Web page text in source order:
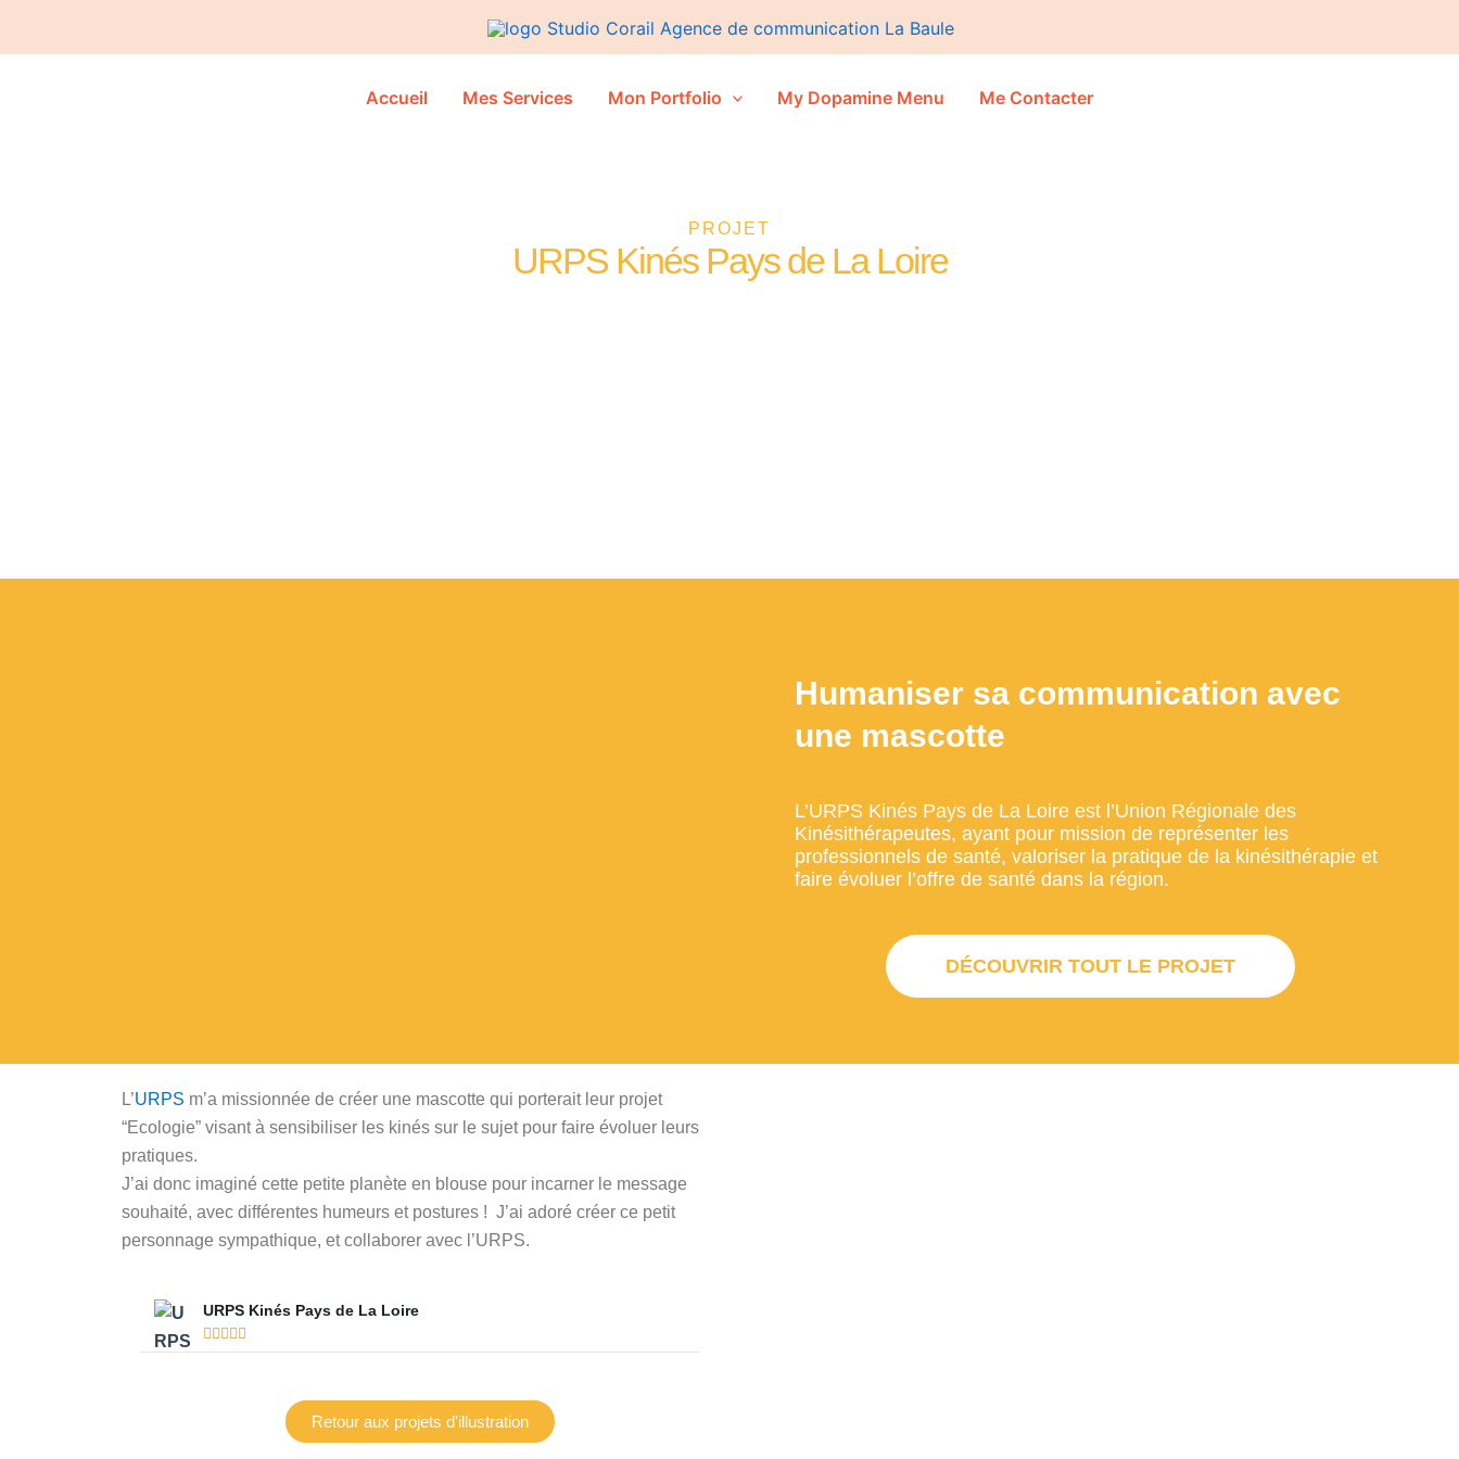
Accueil
Mes Services Mon Portfolio My Dopamine Menu Me Contacter
PROJET
URPS Kinés Pays de La Loire
Humaniser sa communication avec
une mascotte
L’URPS Kinés Pays de La Loire est l’Union Régionale des
Kinésithérapeutes, ayant pour mission de représenter les
professionnels de santé, valoriser la pratique de la kinésithérapie et
faire évoluer l’offre de santé dans la région.
DÉCOUVRIR TOUT LE PROJET
L’URPS m’a missionnée de créer une mascotte qui porterait leur projet
“Ecologie” visant à sensibiliser les kinés sur le sujet pour faire évoluer leurs
pratiques.
J’ai donc imaginé cette petite planète en blouse pour incarner le message
souhaité, avec différentes humeurs et postures ! J’ai adoré créer ce petit
personnage sympathique, et collaborer avec l’URPS.
URPS Kinés Pays de La Loire
    
Retour aux projets d'illustration